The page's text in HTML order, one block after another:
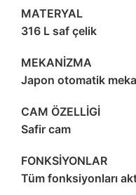
MATERYAL
316 L saf çelik
MEKANİZMA
Japon otomatik
CAM ÖZELLİGİ
Safir cam
FONKSİYONLAR
Tüm fonksiyonları